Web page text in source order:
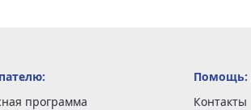
программа
Помощь:
Контакты